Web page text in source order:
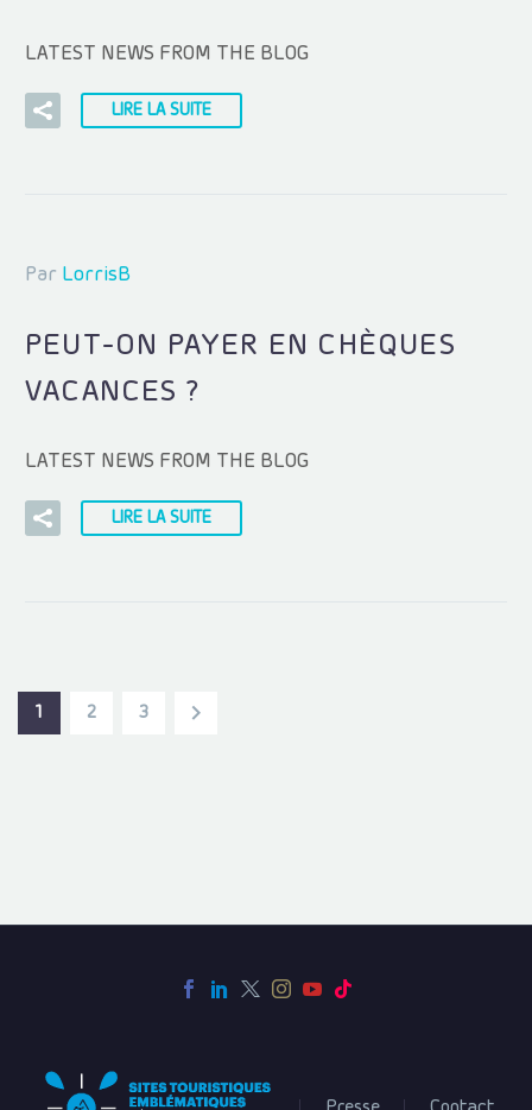
LATEST NEWS FROM THE BLOG
LIRE LA SUITE
Par LorrisB
PEUT-ON PAYER EN CHÈQUES
VACANCES ?
LATEST NEWS FROM THE BLOG
LIRE LA SUITE
1 2 3